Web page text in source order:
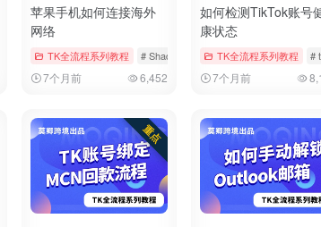
章 # AppStore # Shadowrocket # tiktok
苹果手机如何连接海外
网络
TK全流程系列教程 # Shadowrocket # tiktok # 小火箭
7个月前 6,452
如何检测TikTok账号
康状态
TK全流程系列教程 #
7个月前